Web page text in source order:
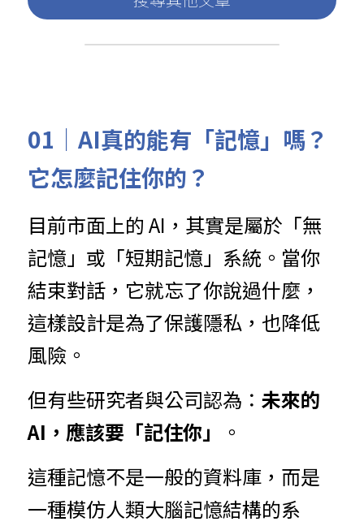
01｜AI真的能有「記憶」嗎？
它怎麼記住你的？
目前市面上的 AI，其實是屬於「無
記憶」或「短期記憶」系統。當你
結束對話，它就忘了你說過什麼，
這樣設計是為了保護隱私，也降低
風險。
但有些研究者與公司認為： 未來的
AI，應該要「記住你」
。
這種記憶不是一般的資料庫，而是
一種模仿人類大腦記憶結構的系